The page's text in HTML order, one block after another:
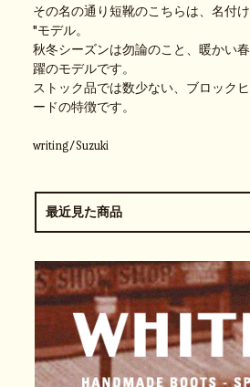
その名の通り短靴のこちらは、名付
"モデル。
秋冬シーズンは勿論のこと、暖かい
躍のモデルです。
ストック品では数少ない、ブロック
ードの特徴です。
writing/Suzuki
最近見た商品